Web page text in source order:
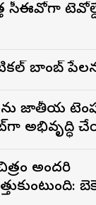
సీఈవోగా
బాంబ్
జాతీయ
అభివృద్ధి
అందరి